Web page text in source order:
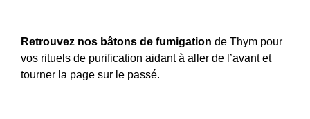
Retrouvez nos bâtons de fumigation de Thym pour
vos rituels de purification aidant à aller de l’avant et
tourner la page sur le passé.